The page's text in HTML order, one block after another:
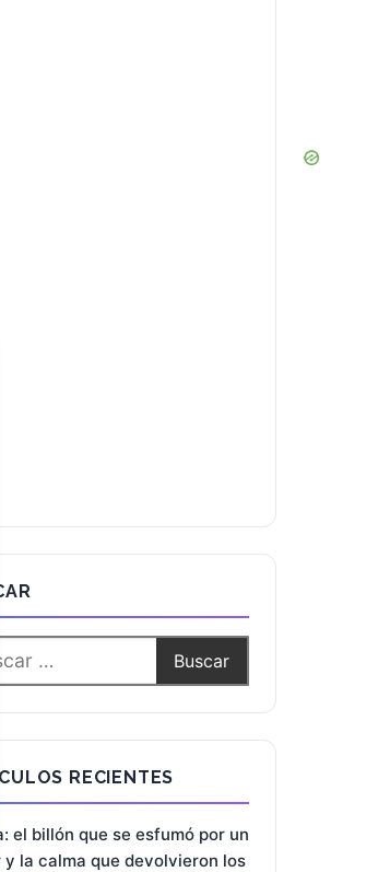
RECIENTES
el billón que se esfumó por un
y la calma que devolvieron los